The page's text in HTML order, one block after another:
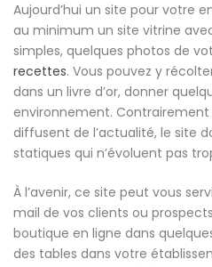
Aujourd’hui un site pour votre
au minimum un site vitrine
simples, quelques photos de
recettes. Vous pouvez y
dans un livre d’or, donner
environnement. Contrairement
diffusent de l’actualité, le site
statiques qui n’évoluent pas
À l’avenir, ce site peut vous
mail de vos clients ou
boutique en ligne dans
des tables dans votre